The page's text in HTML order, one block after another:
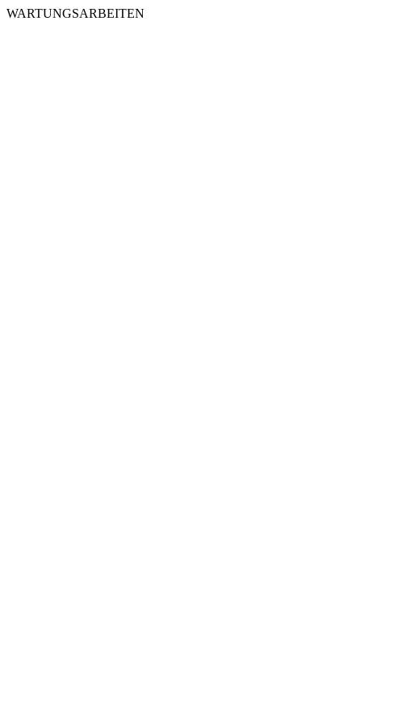
WARTUNGSARBEITEN